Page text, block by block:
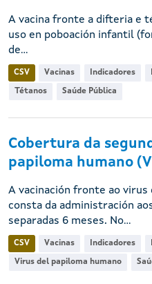
A vacina fronte a difteria e
uso en poboación infantil
de...
CSV Vacinas Indicadores
Tétanos Saúde Pública
Cobertura da
papiloma humano
A vacinación fronte ao virus
consta da administración
separadas 6 meses. No...
CSV Vacinas Indicadores
Virus del papiloma humano